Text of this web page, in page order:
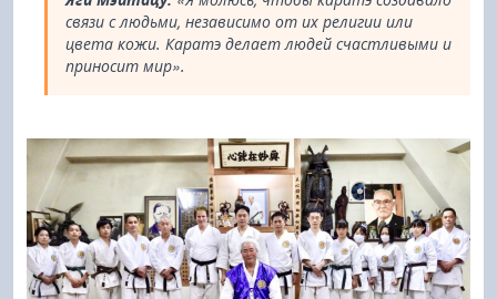
связи с людьми, независимо от их религии или
цвета кожи. Каратэ делает людей счастливыми и
приносит мир».